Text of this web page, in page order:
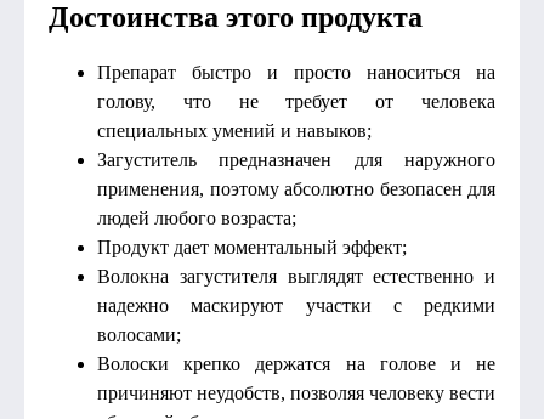
Достоинства этого продукта
Препарат быстро и просто наноситься на
голову, что не требует от человека
специальных умений и навыков;
Загуститель предназначен для наружного
применения, поэтому абсолютно безопасен для
людей любого возраста;
Продукт дает моментальный эффект;
Волокна загустителя выглядят естественно и
надежно маскируют участки с редкими
волосами;
Волоски крепко держатся на голове и не
причиняют неудобств, позволяя человеку вести